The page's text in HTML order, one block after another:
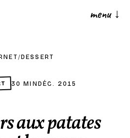
menu ↓
/ DESSERT
30 MIN DÉC. 2015
aux patates